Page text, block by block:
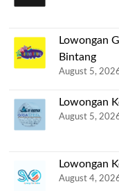
Lowongan
Bintang
August 5,
Lowongan
August 5,
Lowongan
August 4,